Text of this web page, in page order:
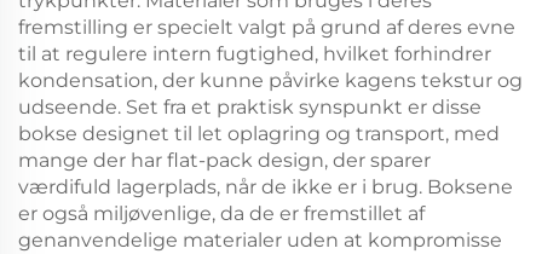
fremstilling er specielt valgt på grund af deres evne
til at regulere intern fugtighed, hvilket forhindrer
kondensation, der kunne påvirke kagens tekstur og
udseende. Set fra et praktisk synspunkt er disse
bokse designet til let oplagring og transport, med
mange der har flat-pack design, der sparer
værdifuld lagerplads, når de ikke er i brug. Boksene
er også miljøvenlige, da de er fremstillet af
genanvendelige materialer uden at kompromisse